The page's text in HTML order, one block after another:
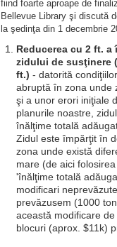
fiind foarte aproape de
Bellevue Library şi discută
la şedinţa din 1 decembrie
Reducerea cu 2 ft.
zidului de susţinere
ft.) - datorită
abruptă în zona unde
şi a unor erori iniţiale
planurile noastre,
înălţime totală
Zidul este împărţit în
zona unde există
mare (de aici
'înălţime totală
modificari
prevăzusem (1000
această modificare
blocuri (aprox. $11k)